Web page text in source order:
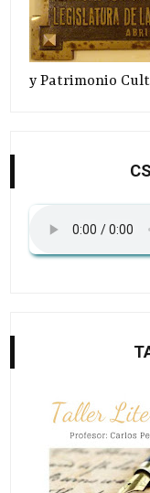
y Patrimonio